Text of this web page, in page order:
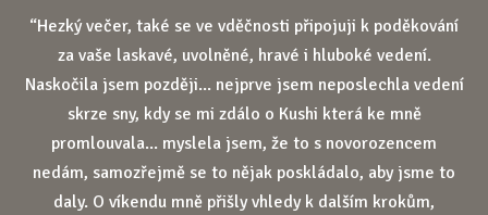
“Hezký večer, také se ve vděčnosti připojuji k poděkování
za vaše laskavé, uvolněné, hravé i hluboké vedení.
Naskočila jsem později... nejprve jsem neposlechla vedení
skrze sny, kdy se mi zdálo o Kushi která ke mně
promlouvala... myslela jsem, že to s novorozencem
nedám, samozřejmě se to nějak poskládalo, aby jsme to
daly. O víkendu mně přišly vhledy k dalším krokům,